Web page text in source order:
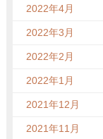
2022年4月
2022年3月
2022年2月
2022年1月
2021年12月
2021年11月